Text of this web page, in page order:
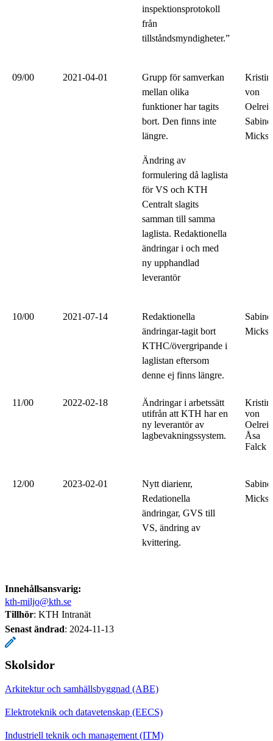
inspektionsprotokoll
från
tillståndsmyndigheter.”
09/00 2021-04-01
Grupp för samverkan
mellan olika
funktioner har tagits
bort. Den finns inte
längre.
Ändring av
formulering då laglista
för VS och KTH
Centralt slagits
samman till samma
laglista. Redaktionella
ändringar i och med
ny upphandlad
leverantör
von
Sabine
10/00 2021-07-14
Redaktionella
ändringar-tagit bort
KTHC/övergripande i
laglistan eftersom
denne ej finns längre.
Sabine
11/00 2022-02-18
Ändringar i arbetssätt
utifrån att KTH har en
ny leverantör av
lagbevakningssystem.
von
Åsa
Falck
12/00 2023-02-01
Nytt diarienr,
Redationella
ändringar, GVS till
VS, ändring av
kvittering.
Sabine
Innehållsansvarig:
kth-miljo@kth.se
Tillhör: KTH Intranät
Senast ändrad: 2024-11-13
Skolsidor
Arkitektur och samhällsbyggnad (ABE)
Elektroteknik och datavetenskap (EECS)
Industriell teknik och management (ITM)